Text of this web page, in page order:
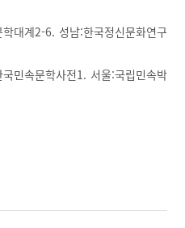
대계2-6. 성남:한국정신문화연구
민속문학사전1. 서울:국립민속박